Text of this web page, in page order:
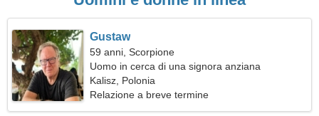
Gustaw
59 anni, Scorpione
Uomo in cerca di una signora anziana
Kalisz, Polonia
Relazione a breve termine